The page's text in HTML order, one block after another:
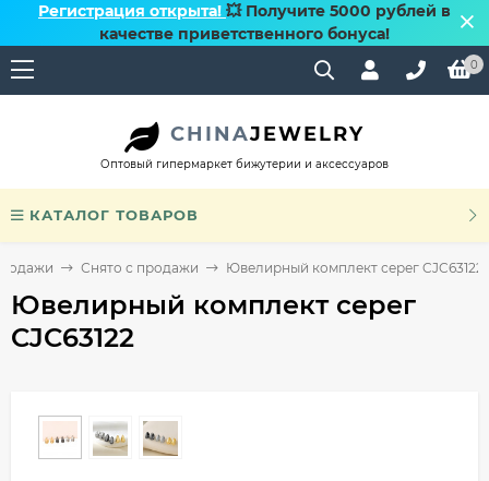
Регистрация открыта! 💥 Получите 5000 рублей в
качестве приветственного бонуса!
0
CHINAJEWELRY
Оптовый гипермаркет бижутерии и аксессуаров
КАТАЛОГ ТОВАРОВ
Снято с продажи Ювелирный комплект серег CJC63122
Ювелирный комплект серег
CJC63122